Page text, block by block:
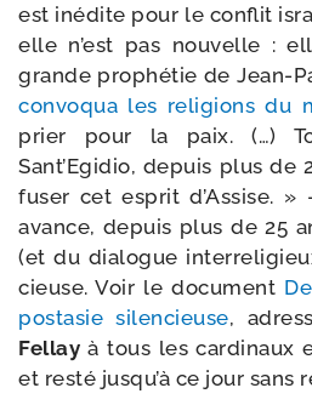
est inédite pour le conflit
elle n’est pas nou­velle :
grande pro­phé­tie de Jean-​
convo­qua les reli­gions du
prier pour la paix. (…)
Sant’Egidio, depuis plus
fu­ser cet esprit d’Assise. »
avance, depuis plus de 25
(et du dia­logue
cieuse. Voir le docu­ment
po­sta­sie silen­cieuse,
Fellay à tous les car­di­naux
et res­té jus­qu’à ce jour sans